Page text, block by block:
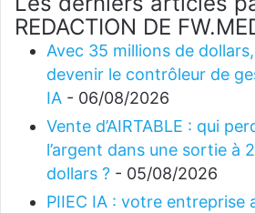
REDACTION DE
Avec 35 millions de
devenir le contrôleur de
IA - 06/08/2026
Vente d’AIRTABLE : qui
l’argent dans une sortie à
dollars ? - 05/08/2026
PIIEC IA : votre entreprise